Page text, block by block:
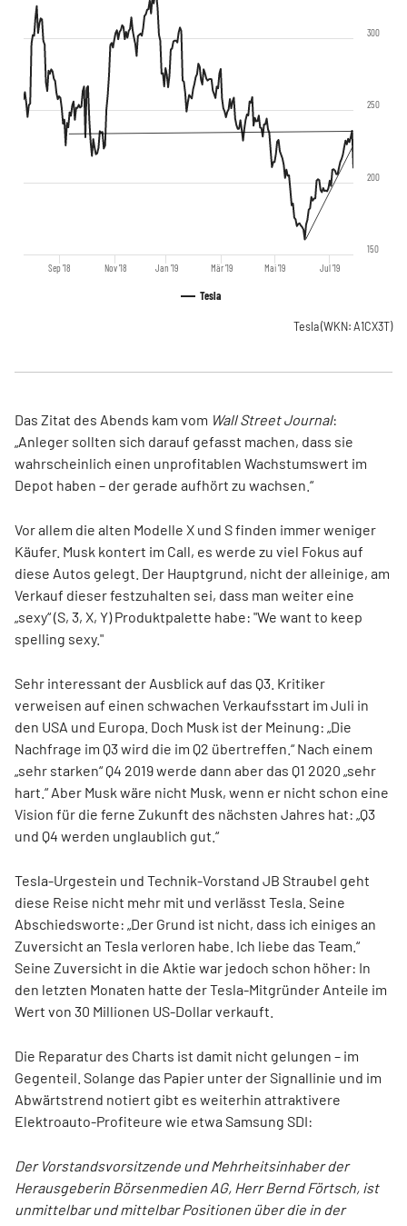
Tesla
Sep '18 Nov '18 Jan '19 Mär '19 Mai '19 Jul '19
150
200
250
300
Tesla(WKN: A1CX3T)
Das Zitat des Abends kam vom Wall Street Journal:
„Anleger sollten sich darauf gefasst machen, dass sie
wahrscheinlich einen unprofitablen Wachstumswert im
Depot haben – der gerade aufhört zu wachsen.“
Vor allem die alten Modelle X und S finden immer weniger
Käufer. Musk kontert im Call, es werde zu viel Fokus auf
diese Autos gelegt. Der Hauptgrund, nicht der alleinige, am
Verkauf dieser festzuhalten sei, dass man weiter eine
„sexy“ (S, 3, X, Y) Produktpalette habe: "We want to keep
spelling sexy."
Sehr interessant der Ausblick auf das Q3. Kritiker
verweisen auf einen schwachen Verkaufsstart im Juli in
den USA und Europa. Doch Musk ist der Meinung: „Die
Nachfrage im Q3 wird die im Q2 übertreffen.“ Nach einem
„sehr starken“ Q4 2019 werde dann aber das Q1 2020 „sehr
hart.“ Aber Musk wäre nicht Musk, wenn er nicht schon eine
Vision für die ferne Zukunft des nächsten Jahres hat: „Q3
und Q4 werden unglaublich gut.“
Tesla-Urgestein und Technik-Vorstand JB Straubel geht
diese Reise nicht mehr mit und verlässt Tesla. Seine
Abschiedsworte: „Der Grund ist nicht, dass ich einiges an
Zuversicht an Tesla verloren habe. Ich liebe das Team.“
Seine Zuversicht in die Aktie war jedoch schon höher: In
den letzten Monaten hatte der Tesla-Mitgründer Anteile im
Wert von 30 Millionen US-Dollar verkauft.
Die Reparatur des Charts ist damit nicht gelungen – im
Gegenteil. Solange das Papier unter der Signallinie und im
Abwärtstrend notiert gibt es weiterhin attraktivere
Elektroauto-Profiteure wie etwa Samsung SDI:
Der Vorstandsvorsitzende und Mehrheitsinhaber der
Herausgeberin Börsenmedien AG, Herr Bernd Förtsch, ist
unmittelbar und mittelbar Positionen über die in der